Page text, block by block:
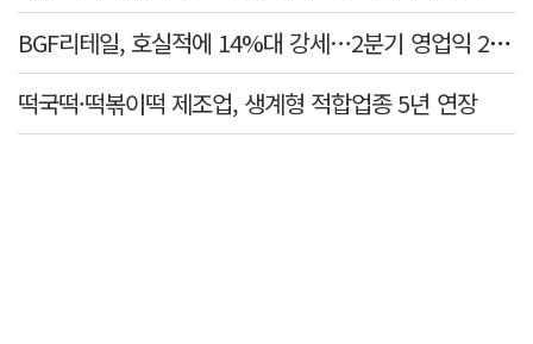
BGF리테일, 호실적에 14%대 강세…2분기 영업익 22% 증가
떡국떡·떡볶이떡 제조업, 생계형 적합업종 5년 연장